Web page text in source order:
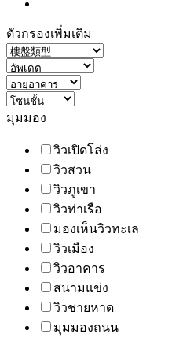
ตัวกรองเพิ่มเติม
มุมมอง
วิวเปิดโล่ง
วิวสวน
วิวภูเขา
วิวท่าเรือ
มองเห็นวิวทะเล
วิวเมือง
วิวอาคาร
สนามแข่ง
วิวชายหาด
มุมมองถนน